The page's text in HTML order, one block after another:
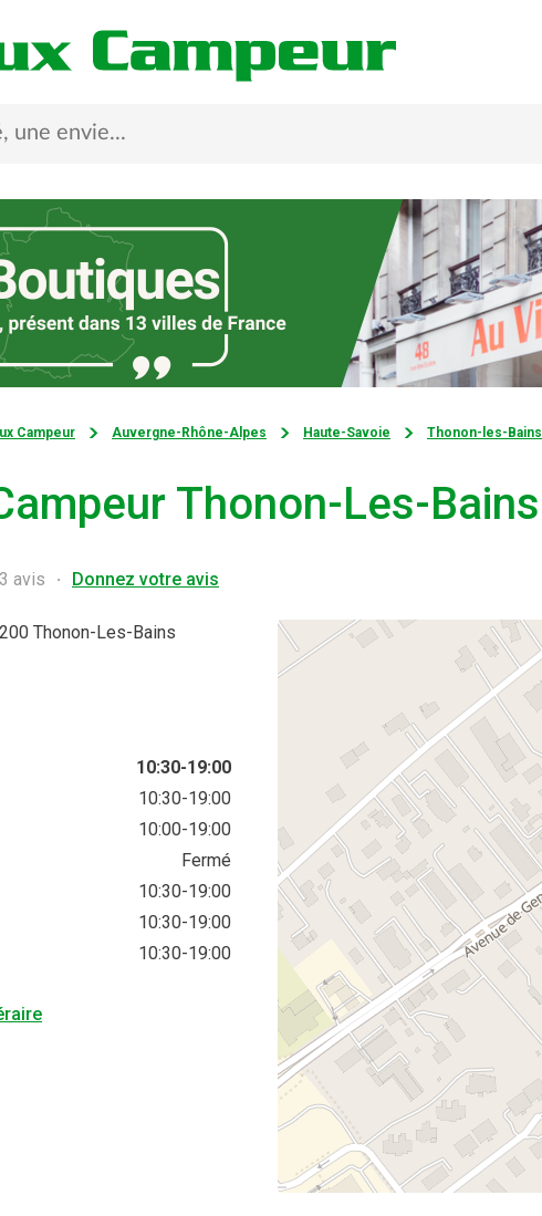
Campeur Auvergne-Rhône-Alpes Haute-Savoie Thonon-les-Bains
Thonon-Les-Bains
avis Donnez votre avis
Thonon-Les-Bains
10:30-19:00
10:30-19:00
10:00-19:00
Fermé
10:30-19:00
10:30-19:00
10:30-19:00